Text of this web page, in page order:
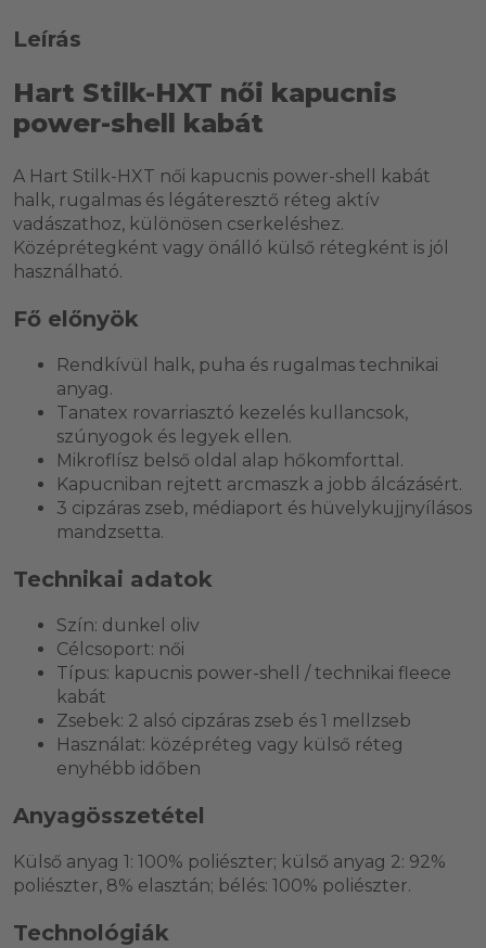
Leírás
Hart Stilk-HXT női kapucnis
power-shell kabát
A Hart Stilk-HXT női kapucnis power-shell kabát
halk, rugalmas és légáteresztő réteg aktív
vadászathoz, különösen cserkeléshez.
Középrétegként vagy önálló külső rétegként is jól
használható.
Fő előnyök
Rendkívül halk, puha és rugalmas technikai
anyag.
Tanatex rovarriasztó kezelés kullancsok,
szúnyogok és legyek ellen.
Mikroflísz belső oldal alap hőkomforttal.
Kapucniban rejtett arcmaszk a jobb álcázásért.
3 cipzáras zseb, médiaport és hüvelykujjnyílásos
mandzsetta.
Technikai adatok
Szín: dunkel oliv
Célcsoport: női
Típus: kapucnis power-shell / technikai fleece
kabát
Zsebek: 2 alsó cipzáras zseb és 1 mellzseb
Használat: középréteg vagy külső réteg
enyhébb időben
Anyagösszetétel
Külső anyag 1: 100% poliészter; külső anyag 2: 92%
poliészter, 8% elasztán; bélés: 100% poliészter.
Technológiák